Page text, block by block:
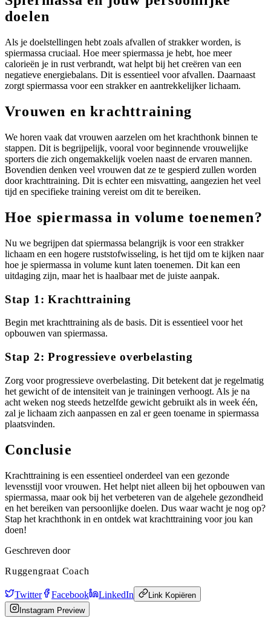
doelen
Als je doelstellingen hebt zoals afvallen of strakker worden, is
spiermassa cruciaal. Hoe meer spiermassa je hebt, hoe meer
calorieën je in rust verbrandt, wat helpt bij het creëren van een
negatieve energiebalans. Dit is essentieel voor afvallen. Daarnaast
zorgt spiermassa voor een strakker en aantrekkelijker lichaam.
Vrouwen en krachttraining
We horen vaak dat vrouwen aarzelen om het krachthonk binnen te
stappen. Dit is begrijpelijk, vooral voor beginnende vrouwelijke
sporters die zich ongemakkelijk voelen naast de ervaren mannen.
Bovendien denken veel vrouwen dat ze te gespierd zullen worden
door krachttraining. Dit is echter een misvatting, aangezien het veel
tijd en specifieke training vereist om dit te bereiken.
Hoe spiermassa in volume toenemen?
Nu we begrijpen dat spiermassa belangrijk is voor een strakker
lichaam en een hogere ruststofwisseling, is het tijd om te kijken naar
hoe je spiermassa in volume kunt laten toenemen. Dit kan een
uitdaging zijn, maar het is haalbaar met de juiste aanpak.
Stap 1: Krachttraining
Begin met krachttraining als de basis. Dit is essentieel voor het
opbouwen van spiermassa.
Stap 2: Progressieve overbelasting
Zorg voor progressieve overbelasting. Dit betekent dat je regelmatig
het gewicht of de intensiteit van je trainingen verhoogt. Als je na
acht weken nog steeds hetzelfde gewicht gebruikt als in week één,
zal je lichaam zich aanpassen en zal er geen toename in spiermassa
plaatsvinden.
Conclusie
Krachttraining is een essentieel onderdeel van een gezonde
levensstijl voor vrouwen. Het helpt niet alleen bij het opbouwen van
spiermassa, maar ook bij het verbeteren van de algehele gezondheid
en het bereiken van persoonlijke doelen. Dus waar wacht je nog op?
Stap het krachthonk in en ontdek wat krachttraining voor jou kan
doen!
Geschreven door
Ruggengraat Coach
Twitter Facebook LinkedIn
Link Kopiëren
Instagram Preview